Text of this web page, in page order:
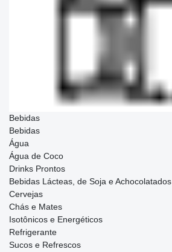
Bebidas
Bebidas
Água
Água de Coco
Drinks Prontos
Bebidas Lácteas, de Soja e Achocolatados
Cervejas
Chás e Mates
Isotônicos e Energéticos
Refrigerante
Sucos e Refrescos